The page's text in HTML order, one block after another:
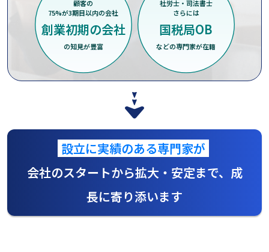
顧客の
75%が3期目以内の会社
創業初期の会社
の知見が豊富
社労士・司法書士
さらには
国税局OB
などの専門家が在籍
設立に実績のある専門家が
会社のスタートから拡大・安定まで、成
長に寄り添います